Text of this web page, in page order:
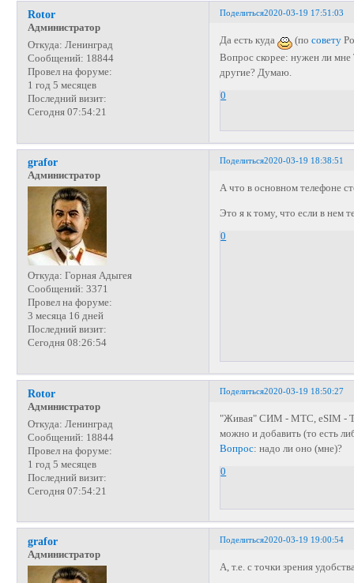
Поделиться2020-03-19 17:51:03
Rotor
Администратор
Откуда: Ленинград
Сообщений: 18844
Провел на форуме:
1 год 5 месяцев
Последний визит:
Сегодня 07:54:21
Да есть куда (посовету
Вопрос скорее: нужен ли
другие? Думаю.
0
Поделиться2020-03-19 18:38:51
grafor
Администратор
Откуда: Горная Адыгея
Сообщений: 3371
Провел на форуме:
3 месяца 16 дней
Последний визит:
Сегодня 08:26:54
А что в основном телефоне
Это я к тому, что если в нем
0
Поделиться2020-03-19 18:50:27
Rotor
Администратор
Откуда: Ленинград
Сообщений: 18844
Провел на форуме:
1 год 5 месяцев
Последний визит:
Сегодня 07:54:21
"Живая" СИМ - МТС, eSIM -
можно и добавить (то есть
Вопрос: надо ли оно (мне)?
0
Поделиться2020-03-19 19:00:54
grafor
Администратор
А, т.е. с точки зрения